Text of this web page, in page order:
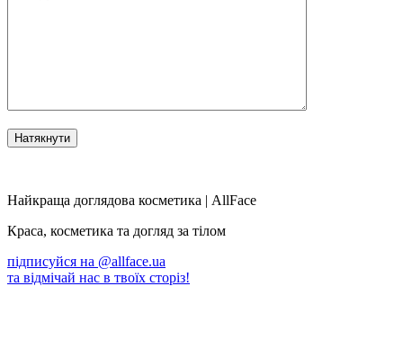
Найкраща доглядова косметика | AllFace
Краса, косметика та догляд за тілом
підписуйся на @allface.ua
та відмічай нас в твоїх сторіз!